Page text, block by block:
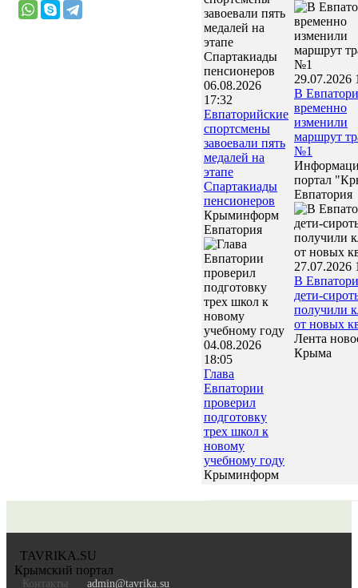
06.08.2026
17:32
Евпаторийские
спортсмены
завоевали пять
медалей на
этапе
Спартакиады
пенсионеров
Крыминформ
Евпатория
04.08.2026
18:05
Глава
Евпатории
проверил
подготовку
трех школ к
новому
учебному году
Крыминформ
29.07.2026
В
временно
изменили
маршрут
№1
портал
Евпатория
27.07.2026
В
дети-
получили
от новых
Лента
Крыма
TAVRIKA.SU
Крымский портал
Контакты
admin@tavrika.su